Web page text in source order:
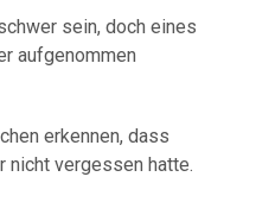
sein, doch eines
aufgenommen
erkennen, dass
nicht vergessen hatte.